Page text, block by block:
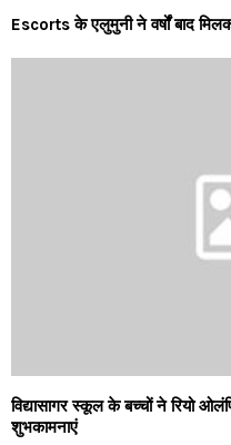
Escorts के एलुमुनी ने वर्षों बाद
विद्यासागर स्कूल के बच्चों ने रियो
शुभकामनाएं